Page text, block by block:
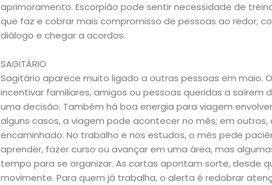
Homem
Mães
&
Filhos
Notícias
Opinião
aprimoramento. Escorpião pode sentir necessidade de
que faz e cobrar mais compromisso de pessoas ao redor,
diálogo e chegar a acordos.
SAGITÁRIO
Sagitário aparece muito ligado a outras pessoas em maio.
incentivar familiares, amigos ou pessoas queridas a saírem
uma decisão. Também há boa energia para viagem
alguns casos, a viagem pode acontecer no mês; em
encaminhado. No trabalho e nos estudos, o mês pede
aprender, fazer curso ou avançar em uma área, mas
tempo para se organizar. As cartas apontam sorte, desde
movimente. Para quem já trabalha, o alerta é redobrar